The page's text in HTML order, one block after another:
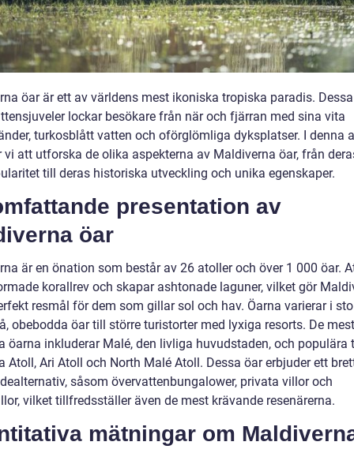
öar är ett av världens mest ikoniska tropiska paradis. Dessa
lockar besökare från när och fjärran med sina vita
turkosblått vatten och oförglömliga dyksplatser. I denna
vi att utforska de olika aspekterna av Maldiverna öar, från
till deras historiska utveckling och unika egenskaper.
presentation av
öar
är en önation som består av 26 atoller och över 1 000 öar.
korallrev och skapar ashtonade laguner, vilket gör
resmål för dem som gillar sol och hav. Öarna varierar i
obebodda öar till större turistorter med lyxiga resorts. De mest
öarna inkluderar Malé, den livliga huvudstaden, och populära
Atoll, Ari Atoll och North Malé Atoll. Dessa öar erbjuder ett
såsom övervattenbungalower, privata villor och
vilket tillfredsställer även de mest krävande resenärerna.
mätningar om